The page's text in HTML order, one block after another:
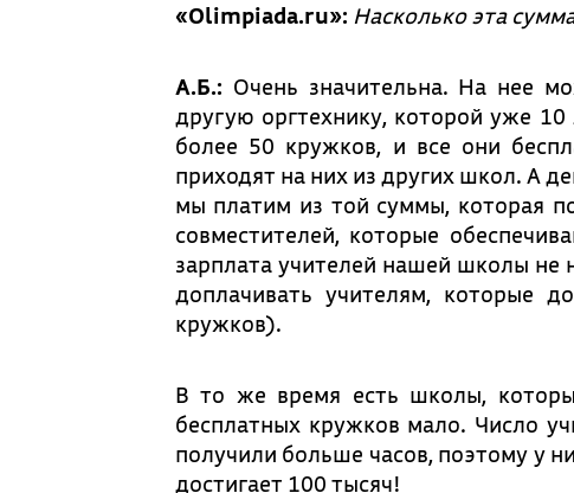
«Olimpiada.ru»: Насколько эта
А.Б.: Очень значительна. На нее
другую оргтехнику, которой уже
более 50 кружков, и все они
приходят на них из других школ. А
мы платим из той суммы, которая
совместителей, которые
зарплата учителей нашей школы не
доплачивать учителям, которые
кружков).
В то же время есть школы,
бесплатных кружков мало. Число
получили больше часов, поэтому у
достигает 100 тысяч!